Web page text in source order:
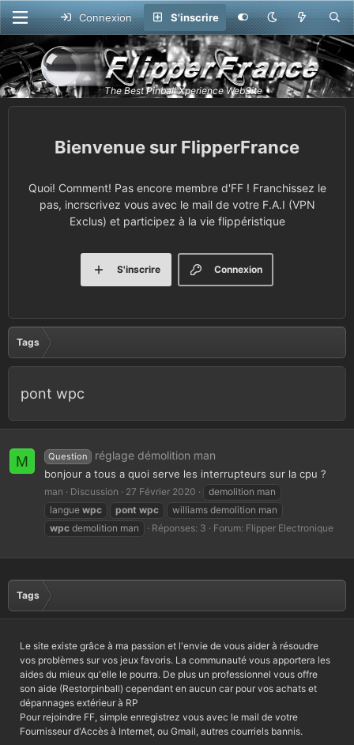
Connexion S'inscrire
FlipperFrance
Quoi! Comment! Pas encore membre d'FF ! Franchissez le
pas, incrscrivez vous avec le mail de votre F.A.I (VPN
Exclus) et participez à la vie flippéristique
Connexion
S'inscrire
Tags
pont wpc
M Question réglage démolition man
bonjour a tous a quoi serve les interrupteurs sur la cpu ?
man Discussion 27 Février 2020
demolition man
langue wpc pont wpc
williams demolition man
wpc demolition man Réponses: 3 Forum: Flipper Electronique
Tags
Le site existe grâce à ma passion et l'envie de vous aider à résoudre
vos problèmes sur vos jeux favoris. La communauté vous apportera les
aides du mieux qu'elle le pourra. De plus un professionnel vous offre
son aide (Restorpinball) cependant en aucun car pour vos achats et
dépannages extérieur à RP
Pour rejoindre FF, simple enregistrez vous avec le mail de votre
Fournisseur d'Accès à Internet, ou Gmail, autres courriels bannis.